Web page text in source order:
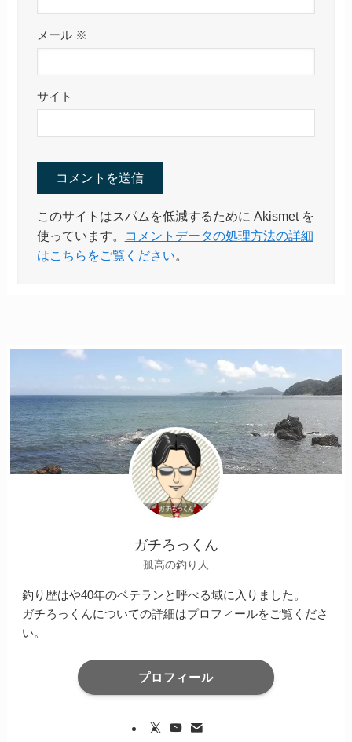
メール ※
サイト
このサイトはスパムを低減するために Akismet を
使っています。
コメントデータの処理方法の詳細
はこちらをご覧ください。
ガチろっくん
孤高の釣り人
釣り歴はや40年のベテランと呼べる域に入りました。
ガチろっくんについての詳細はプロフィールをご覧くださ
い。
プロフィール